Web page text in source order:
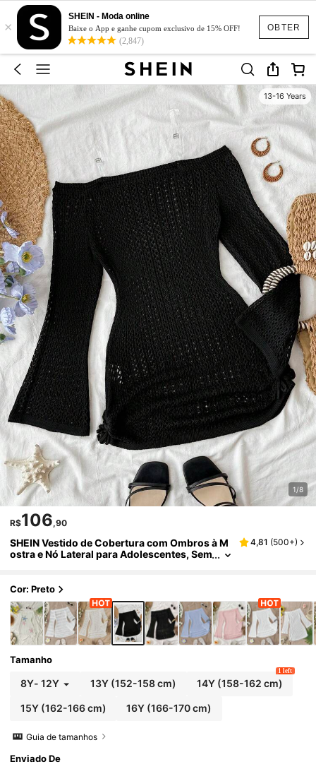
OBTER
×
SHEIN - Moda online
Baixe o App e ganhe cupom exclusivo de 15% OFF!
(2,847)
13-16 Years
1/8
R$106,90
SHEIN Vestido de Cobertura com Ombros à M
ostra e Nó Lateral para Adolescentes, Sem
4,81 (500+)
Cor: Preto
Tamanho
8Y- 12Y 13Y (152-158 cm) 14Y (158-162 cm)
1 left
15Y(162-166 cm) 16Y (166-170 cm)
Guia de tamanhos
Enviado De